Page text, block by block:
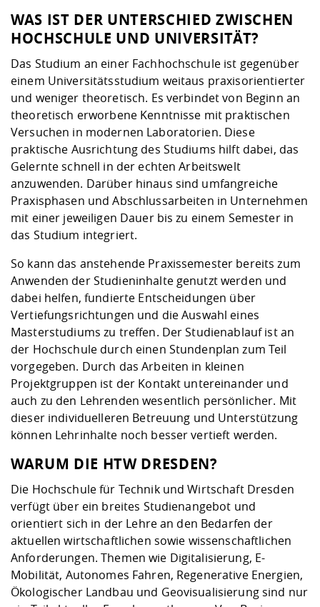
WAS IST DER UNTERSCHIED ZWISCHEN
HOCHSCHULE UND UNIVERSITÄT?
Das Studium an einer Fachhochschule ist gegenüber
einem Universitätsstudium weitaus praxisorientierter
und weniger theoretisch. Es verbindet von Beginn an
theoretisch erworbene Kenntnisse mit praktischen
Versuchen in modernen Laboratorien. Diese
praktische Ausrichtung des Studiums hilft dabei, das
Gelernte schnell in der echten Arbeitswelt
anzuwenden. Darüber hinaus sind umfangreiche
Praxisphasen und Abschlussarbeiten in Unternehmen
mit einer jeweiligen Dauer bis zu einem Semester in
das Studium integriert.
So kann das anstehende Praxissemester bereits zum
Anwenden der Studieninhalte genutzt werden und
dabei helfen, fundierte Entscheidungen über
Vertiefungsrichtungen und die Auswahl eines
Masterstudiums zu treffen. Der Studienablauf ist an
der Hochschule durch einen Stundenplan zum Teil
vorgegeben. Durch das Arbeiten in kleinen
Projektgruppen ist der Kontakt untereinander und
auch zu den Lehrenden wesentlich persönlicher. Mit
dieser individuelleren Betreuung und Unterstützung
können Lehrinhalte noch besser vertieft werden.
WARUM DIE HTW DRESDEN?
Die Hochschule für Technik und Wirtschaft Dresden
verfügt über ein breites Studienangebot und
orientiert sich in der Lehre an den Bedarfen der
aktuellen wirtschaftlichen sowie wissenschaftlichen
Anforderungen. Themen wie Digitalisierung, E-
Mobilität, Autonomes Fahren, Regenerative Energien,
Ökologischer Landbau und Geovisualisierung sind nur